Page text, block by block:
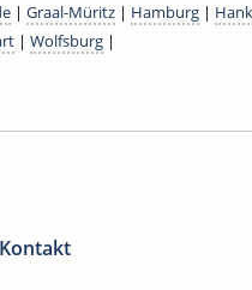
| Graal-Müritz | Hamburg |
| Wolfsburg |
Kontakt